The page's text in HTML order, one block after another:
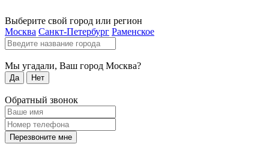
Выберите свой город или регион
Москва Санкт-Петербург Раменское
Мы угадали, Ваш город Москва?
Да Нет
Обратный звонок
Перезвоните мне